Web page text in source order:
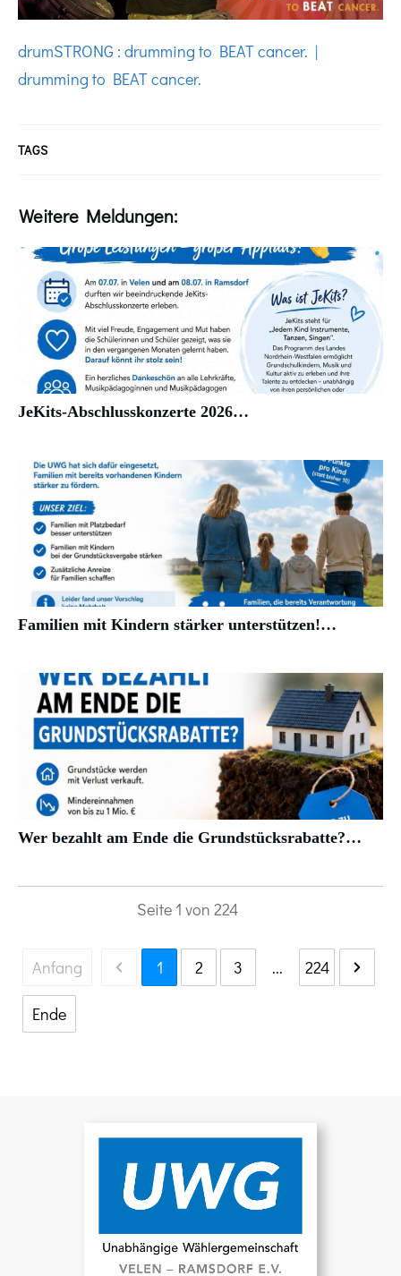
drumSTRONG : drumming to BEAT cancer. |
drumming to BEAT cancer.
TAGS
Weitere Meldungen:
JeKits-Abschlusskonzerte 2026…
Familien mit Kindern stärker unterstützen!…
Wer bezahlt am Ende die Grundstücksrabatte?…
Seite 1 von 224
Anfang 1 2 3 ... 224
Ende